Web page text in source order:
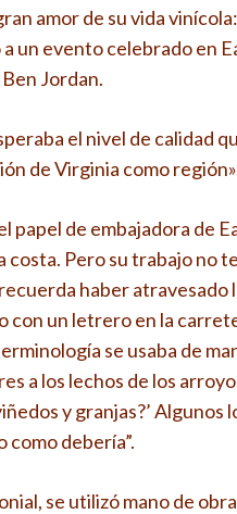
amor de su vida
un evento celebrado en
Jordan.
el nivel de calidad
de Virginia como
papel de embajadora de
costa. Pero su trabajo no
haber
con un letrero en la
se usaba de
a los lechos de los
y granjas?’ Algunos
como debería”.
se utilizó mano de